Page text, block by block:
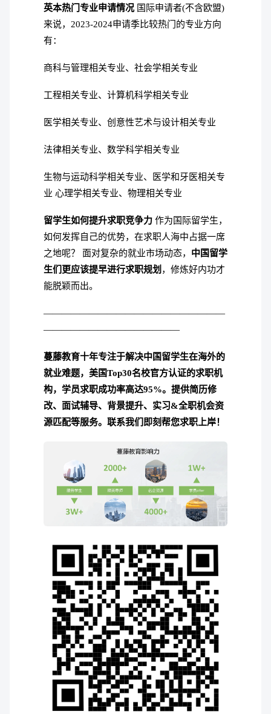
英本热门专业申请情况国际申请者(不含欧盟)
来说，2023-2024申请季比较热门的专业方向
有：
商科与管理相关专业、社会学相关专业
工程相关专业、计算机科学相关专业
医学相关专业、创意性艺术与设计相关专业
法律相关专业、数学科学相关专业
生物与运动科学相关专业、医学和牙医相关专
业 心理学相关专业、物理相关专业
留学生如何提升求职竞争力 作为国际留学生，
如何发挥自己的优势，在求职人海中占据一席
之地呢？ 面对复杂的就业市场动态， 中国留学
生们更应该提早进行求职规划 ，修炼好内功才
能脱颖而出。
————————————————————
———————————————
蔓藤教育十年专注于解决中国留学生在海外的
就业难题，美国Top30名校官方认证的求职机
构，学员求职成功率高达95%。 提供简历修
改、面试辅导、背景提升、实习&全职机会资
源匹配等服务。联系我们即刻帮您求职上岸！